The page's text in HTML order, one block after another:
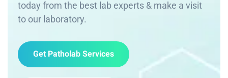
today from the best lab experts & make a visit
to our laboratory.
Get Patholab Services